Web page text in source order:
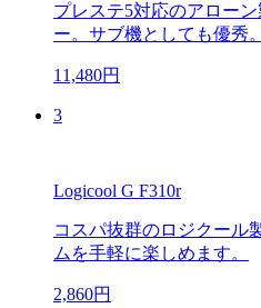
プレステ5対応のアロー
ー。サブ機としても優秀。
11,480円
3
Logicool G F310r
コスパ抜群のロジクール
ムを手軽に楽しめます。
2,860円